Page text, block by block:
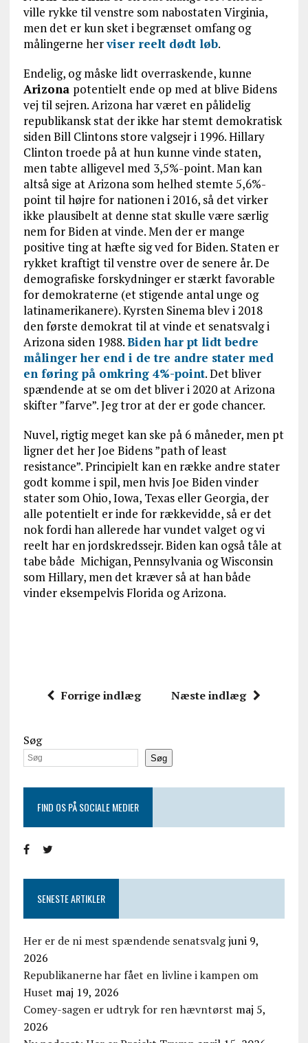
ville rykke til venstre som nabostaten Virginia,
men det er kun sket i begrænset omfang og
målingerne herviser reelt dødt løb.
Endelig, og måske lidt overraskende, kunne
Arizona potentielt ende op med at blive Bidens
vej til sejren. Arizona har været en pålidelig
republikansk stat der ikke har stemt demokratisk
siden Bill Clintons store valgsejr i 1996. Hillary
Clinton troede på at hun kunne vinde staten,
men tabte alligevel med 3,5%-point. Man kan
altså sige at Arizona som helhed stemte 5,6%-
point til højre for nationen i 2016, så det virker
ikke plausibelt at denne stat skulle være særlig
nem for Biden at vinde. Men der er mange
positive ting at hæfte sig ved for Biden. Staten er
rykket kraftigt til venstre over de senere år. De
demografiske forskydninger er stærkt favorable
for demokraterne (et stigende antal unge og
latinamerikanere). Kyrsten Sinema blev i 2018
den første demokrat til at vinde et senatsvalg i
Arizona siden 1988.Biden har pt lidt bedre
målinger her end i de tre andre stater med
en føring på omkring 4%-point. Det bliver
spændende at se om det bliver i 2020 at Arizona
skifter ”farve”. Jeg tror at der er gode chancer.
Nuvel, rigtig meget kan ske på 6 måneder, men pt
ligner det her Joe Bidens ”path of least
resistance”. Principielt kan en række andre stater
godt komme i spil, men hvis Joe Biden vinder
stater som Ohio, Iowa, Texas eller Georgia, der
alle potentielt er inde for rækkevidde, så er det
nok fordi han allerede har vundet valget og vi
reelt har en jordskredssejr. Biden kan også tåle at
tabe både Michigan, Pennsylvania og Wisconsin
som Hillary, men det kræver så at han både
vinder eksempelvis Florida og Arizona.
Forrige indlæg Næste indlæg
Søg
Søg
FIND OS PÅ SOCIALE MEDIER
SENESTE ARTIKLER
Her er de ni mest spændende senatsvalg juni 9,
2026
Republikanerne har fået en livline i kampen om
Huset maj 19, 2026
Comey-sagen er udtryk for ren hævntørst maj 5,
2026